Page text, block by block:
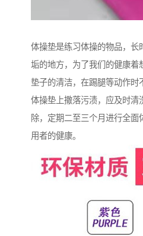
体操垫是练习体操的物品，长
垢的地方，为了我们的健康着
垫子的清洁，在踢腿等动作时
体操垫上撒落污渍，应及时清
除，定期二至三个月进行全面
用者的健康。